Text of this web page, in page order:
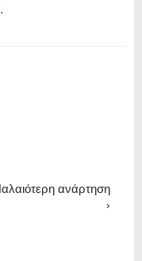
ανάρτηση
›